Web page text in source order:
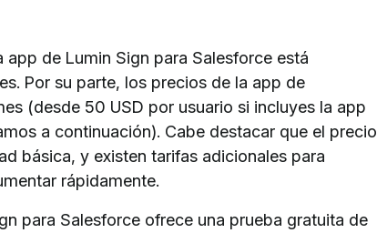
de Lumin Sign para Salesforce está
Por su parte, los precios de la app de
(desde 50 USD por usuario si incluyes la app
a continuación). Cabe destacar que el precio
básica, y existen tarifas adicionales para
rápidamente.
para Salesforce ofrece una prueba gratuita de